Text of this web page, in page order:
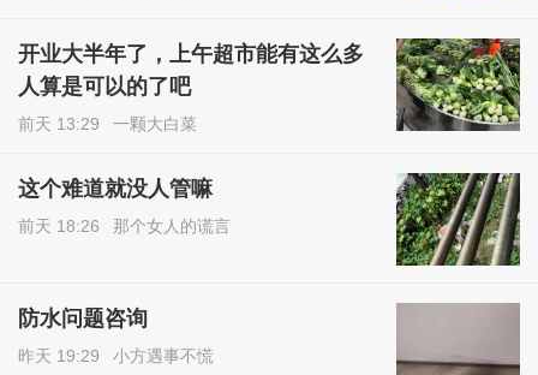
开业大半年了，上午超市能有这么多
人算是可以的了吧
前天 13:29 一颗大白菜
这个难道就没人管嘛
前天 18:26 那个女人的谎言
防水问题咨询
昨天 19:29 小方遇事不慌